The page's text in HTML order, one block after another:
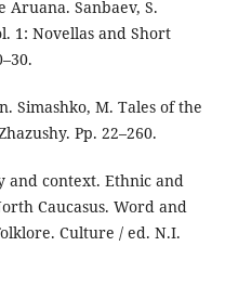
Aruana. Sanbaev, S.
1: Novellas and Short
Simashko, M. Tales of the
Рp. 22–260.
and context. Ethnic and
Caucasus. Word and
Culture / ed. N.I.